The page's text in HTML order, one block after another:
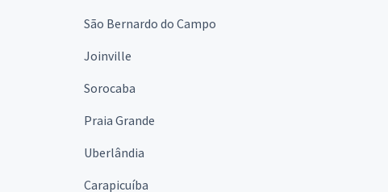
São Bernardo do Campo
Joinville
Sorocaba
Praia Grande
Uberlândia
Carapicuíba